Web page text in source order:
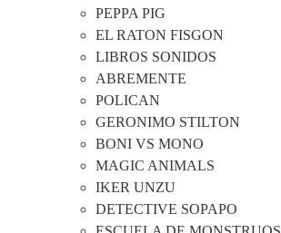
PEPPA PIG
EL RATON FISGON
LIBROS SONIDOS
ABREMENTE
POLICAN
GERONIMO STILTON
BONI VS MONO
MAGIC ANIMALS
IKER UNZU
DETECTIVE SOPAPO